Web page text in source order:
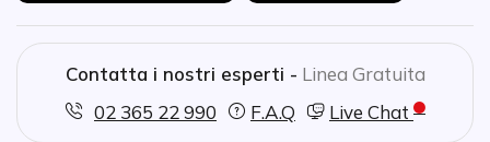
Contatta i nostri esperti - Linea Gratuita
02 365 22 990
F.A.Q Live Chat